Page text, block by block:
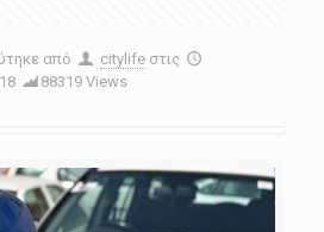
από citylife στις
88319 Views